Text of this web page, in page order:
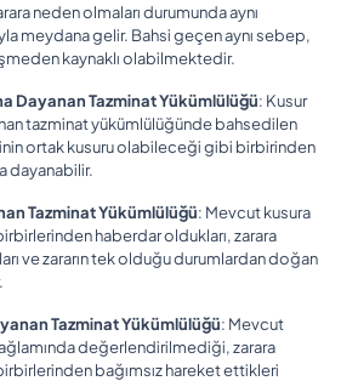
neden olmaları durumunda aynı
meydana gelir. Bahsi geçen aynı sebep,
kaynaklı olabilmektedir.
Dayanan Tazminat Yükümlülüğü: Kusur
tazminat yükümlülüğünde bahsedilen
ortak kusuru olabileceği gibi birbirinden
dayanabilir.
Tazminat Yükümlülüğü: Mevcut kusura
haberdar oldukları, zarara
ve zararın tek olduğu durumlardan doğan
Tazminat Yükümlülüğü: Mevcut
değerlendirilmediği, zarara
bağımsız hareket ettikleri